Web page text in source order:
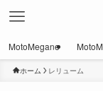
MotoMegane
ホーム レリューム